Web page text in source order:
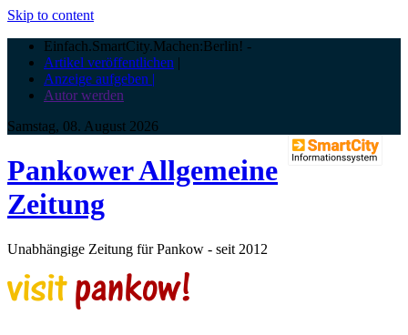
Skip to content
Einfach.SmartCity.Machen:Berlin! -
Artikel veröffentlichen |
Anzeige aufgeben |
Autor werden
Samstag, 08. August 2026
Pankower Allgemeine
Zeitung
Unabhängige Zeitung für Pankow - seit 2012